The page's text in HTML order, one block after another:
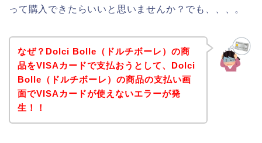
って購入できたらいいと思いませんか？でも、、、。
なぜ？Dolci Bolle（ドルチボーレ）の商
品をVISAカードで支払おうとして、Dolci
Bolle（ドルチボーレ）の商品の支払い画
面でVISAカードが使えないエラーが発
生！！